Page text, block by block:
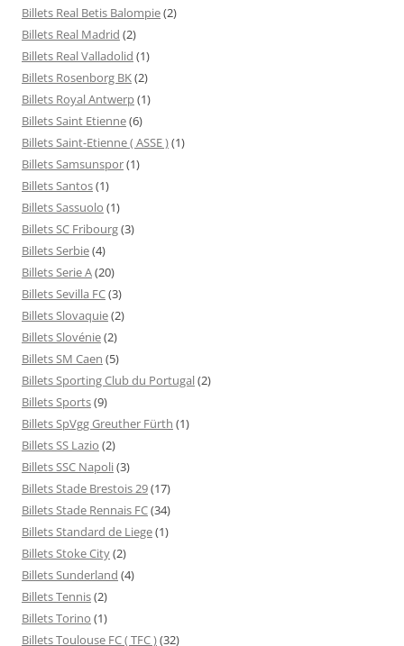
Billets Real Betis Balompie(2)
Billets Real Madrid (2)
Billets Real Valladolid (1)
Billets Rosenborg BK(2)
Billets Royal Antwerp(1)
Billets Saint Etienne(6)
Billets Saint-Etienne ( ASSE )(1)
Billets Samsunspor(1)
Billets Santos(1)
Billets Sassuolo (1)
Billets SC Fribourg(3)
Billets Serbie(4)
Billets Serie A(20)
Billets Sevilla FC(3)
Billets Slovaquie(2)
Billets Slovénie(2)
Billets SM Caen (5)
Billets Sporting Club du Portugal(2)
Billets Sports(9)
Billets SpVgg Greuther Fürth (1)
Billets SS Lazio (2)
Billets SSC Napoli(3)
Billets Stade Brestois 29(17)
Billets Stade Rennais FC(34)
Billets Standard de Liege(1)
Billets Stoke City(2)
Billets Sunderland (4)
Billets Tennis(2)
Billets Torino (1)
Billets Toulouse FC ( TFC )(32)